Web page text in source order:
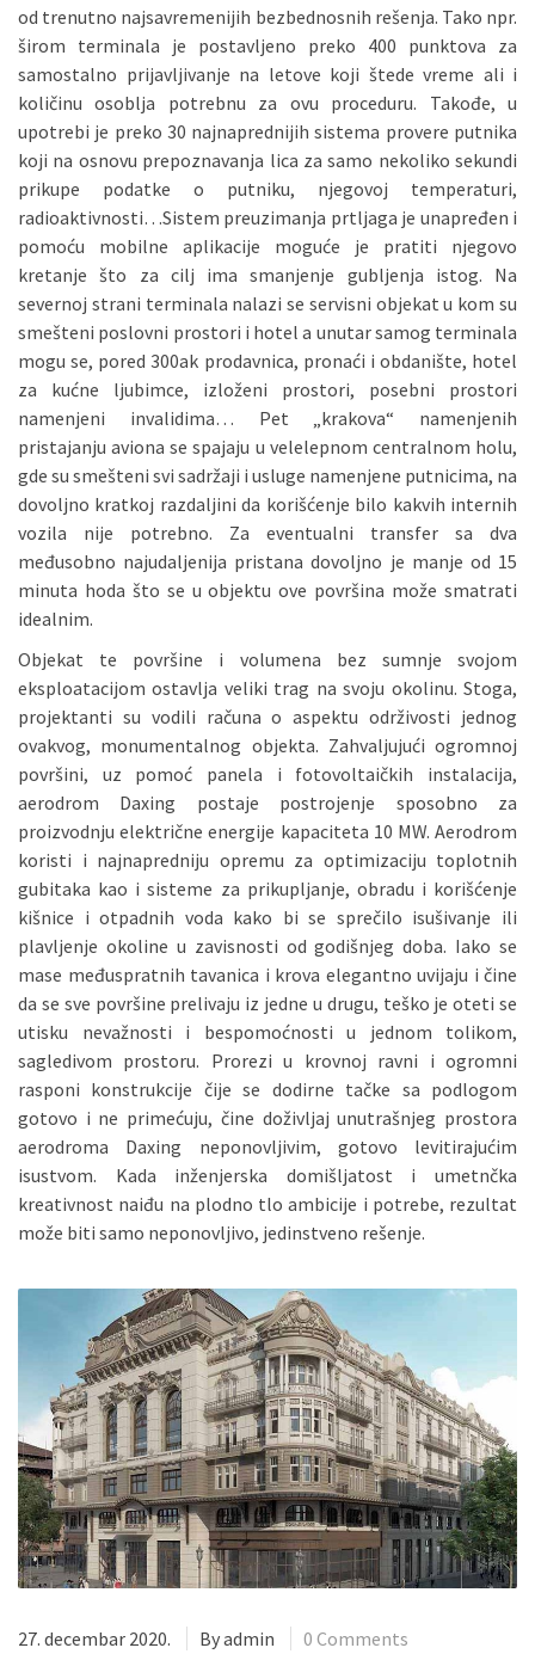
od trenutno najsavremenijih bezbednosnih rešenja. Tako npr.
širom terminala je postavljeno preko 400 punktova za
samostalno prijavljivanje na letove koji štede vreme ali i
količinu osoblja potrebnu za ovu proceduru. Takođe, u
upotrebi je preko 30 najnaprednijih sistema provere putnika
koji na osnovu prepoznavanja lica za samo nekoliko sekundi
prikupe podatke o putniku, njegovoj temperaturi,
radioaktivnosti…Sistem preuzimanja prtljaga je unapređen i
pomoću mobilne aplikacije moguće je pratiti njegovo
kretanje što za cilj ima smanjenje gubljenja istog. Na
severnoj strani terminala nalazi se servisni objekat u kom su
smešteni poslovni prostori i hotel a unutar samog terminala
mogu se, pored 300ak prodavnica, pronaći i obdanište, hotel
za kućne ljubimce, izloženi prostori, posebni prostori
namenjeni invalidima… Pet „krakova“ namenjenih
pristajanju aviona se spajaju u velelepnom centralnom holu,
gde su smešteni svi sadržaji i usluge namenjene putnicima, na
dovoljno kratkoj razdaljini da korišćenje bilo kakvih internih
vozila nije potrebno. Za eventualni transfer sa dva
međusobno najudaljenija pristana dovoljno je manje od 15
minuta hoda što se u objektu ove površina može smatrati
idealnim.
Objekat te površine i volumena bez sumnje svojom
eksploatacijom ostavlja veliki trag na svoju okolinu. Stoga,
projektanti su vodili računa o aspektu održivosti jednog
ovakvog, monumentalnog objekta. Zahvaljujući ogromnoj
površini, uz pomoć panela i fotovoltaičkih instalacija,
aerodrom Daxing postaje postrojenje sposobno za
proizvodnju električne energije kapaciteta 10 MW. Aerodrom
koristi i najnapredniju opremu za optimizaciju toplotnih
gubitaka kao i sisteme za prikupljanje, obradu i korišćenje
kišnice i otpadnih voda kako bi se sprečilo isušivanje ili
plavljenje okoline u zavisnosti od godišnjeg doba. Iako se
mase međuspratnih tavanica i krova elegantno uvijaju i čine
da se sve površine prelivaju iz jedne u drugu, teško je oteti se
utisku nevažnosti i bespomoćnosti u jednom tolikom,
sagledivom prostoru. Prorezi u krovnoj ravni i ogromni
rasponi konstrukcije čije se dodirne tačke sa podlogom
gotovo i ne primećuju, čine doživljaj unutrašnjeg prostora
aerodroma Daxing neponovljivim, gotovo levitirajućim
isustvom. Kada inženjerska domišljatost i umetnčka
kreativnost naiđu na plodno tlo ambicije i potrebe, rezultat
može biti samo neponovljivo, jedinstveno rešenje.
27. decembar 2020. Byadmin 0 Comments